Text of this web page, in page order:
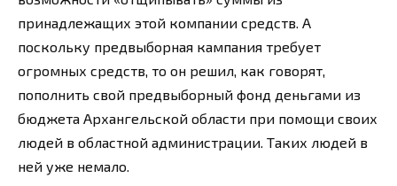
принадлежащих этой компании средств. А
поскольку предвыборная кампания требует
огромных средств, то он решил, как говорят,
пополнить свой предвыборный фонд деньгами из
бюджета Архангельской области при помощи своих
людей в областной администрации. Таких людей в
ней уже немало.